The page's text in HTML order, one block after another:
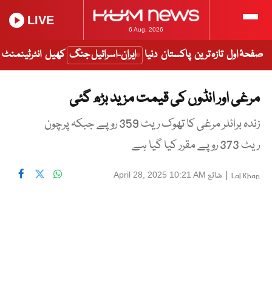
6 Aug, 2026
LIVE
صفحۂ اول تازہ ترین پاکستان دنیا ایران-اسرائیل جنگ کھیل انٹرٹینمنٹ
مرغی اور انڈوں کی قیمت مزید بڑھ گئی
زندہ برائلر مرغی کا تھوک ریٹ 359 روپے جبکہ پرچون
ریٹ 373 روپے مقرر کیا گیا ہے
Lal Khan
| شائع April 28, 2025 10:21 AM